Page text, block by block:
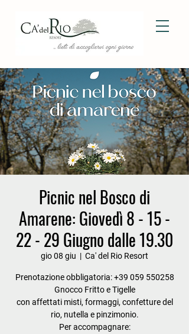
Picnic nel Bosco di
Amarene: Giovedì 8 - 15 -
22 - 29 Giugno dalle 19.30
gio 08 giu
  |
Ca' del Rio Resort
Prenotazione obbligatoria: +39 059 550258
Gnocco Fritto e Tigelle
con affettati misti, formaggi, confetture del
rio, nutella e pinzimonio.
Per accompagnare: